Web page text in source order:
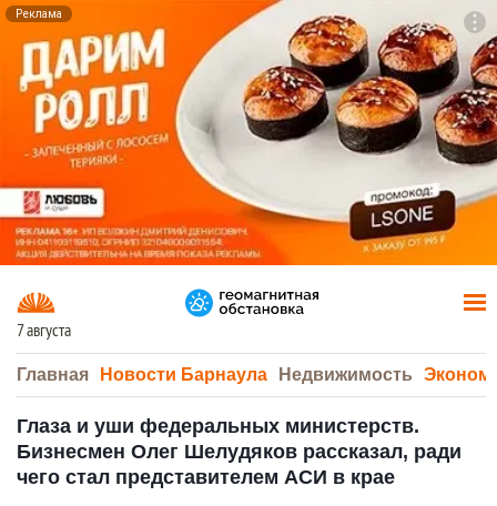
Реклама
7 августа
Главная Новости Барнаула Недвижимость
Глаза и уши федеральных министерств.
Бизнесмен Олег Шелудяков рассказал, ради
чего стал представителем АСИ в крае